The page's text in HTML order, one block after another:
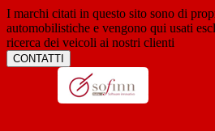
I marchi citati in questo sito sono di
automobilistiche e vengono qui usati
ricerca dei veicoli ai nostri clienti
CONTATTI